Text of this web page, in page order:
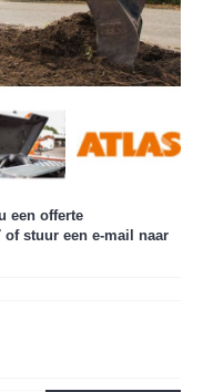
een offerte
of stuur een e-mail naar